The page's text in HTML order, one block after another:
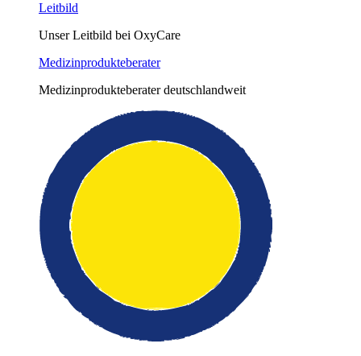
Leitbild
Unser Leitbild bei OxyCare
Medizinprodukteberater
Medizinprodukteberater deutschlandweit